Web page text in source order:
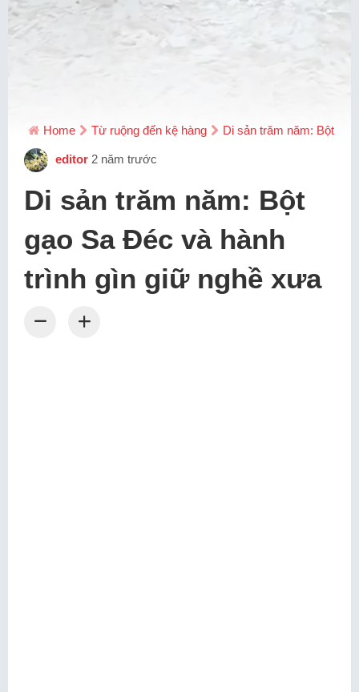
Home Từ ruộng đến kệ hàng Di sản trăm năm: Bột
editor 2 năm trước
Di sản trăm năm: Bột
gạo Sa Đéc và hành
trình gìn giữ nghề xưa